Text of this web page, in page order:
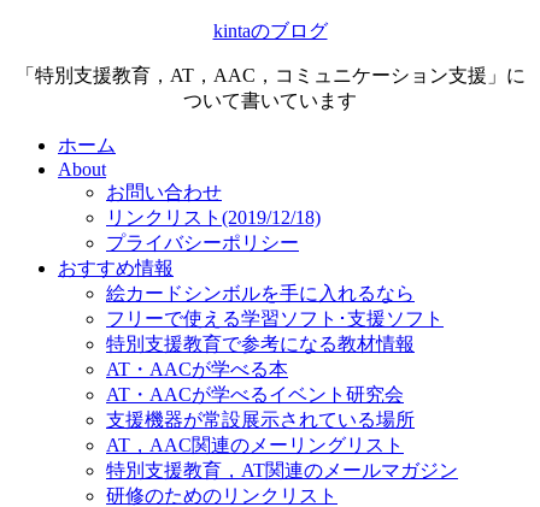
kintaのブログ
「特別支援教育，AT，AAC，コミュニケーション支援」に
ついて書いています
ホーム
About
お問い合わせ
リンクリスト(2019/12/18)
プライバシーポリシー
おすすめ情報
絵カードシンボルを手に入れるなら
フリーで使える学習ソフト･支援ソフト
特別支援教育で参考になる教材情報
AT・AACが学べる本
AT・AACが学べるイベント研究会
支援機器が常設展示されている場所
AT，AAC関連のメーリングリスト
特別支援教育，AT関連のメールマガジン
研修のためのリンクリスト